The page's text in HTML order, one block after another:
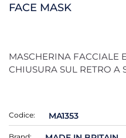
FACE MASK
MASCHERINA FACCIALE
CHIUSURA SUL RETRO A
Codice: MA1353